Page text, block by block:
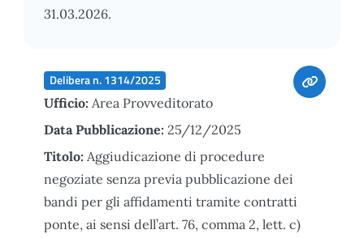
31.03.2026.
Delibera n. 1314/2025
Ufficio: Area Provveditorato
Data Pubblicazione: 25/12/2025
Titolo: Aggiudicazione di procedure
negoziate senza previa pubblicazione dei
bandi per gli affidamenti tramite contratti
ponte, ai sensi dell’art. 76, comma 2, lett. c)